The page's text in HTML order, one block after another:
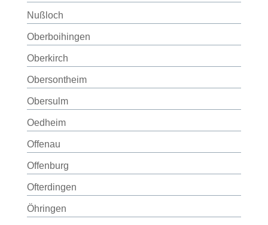
Nußloch
Oberboihingen
Oberkirch
Obersontheim
Obersulm
Oedheim
Offenau
Offenburg
Ofterdingen
Öhringen